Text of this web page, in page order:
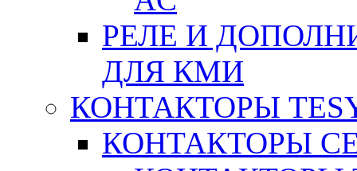
РЕЛЕ И
ДЛЯ КМИ
КОНТАКТОРЫ
КОНТАКТОРЫ